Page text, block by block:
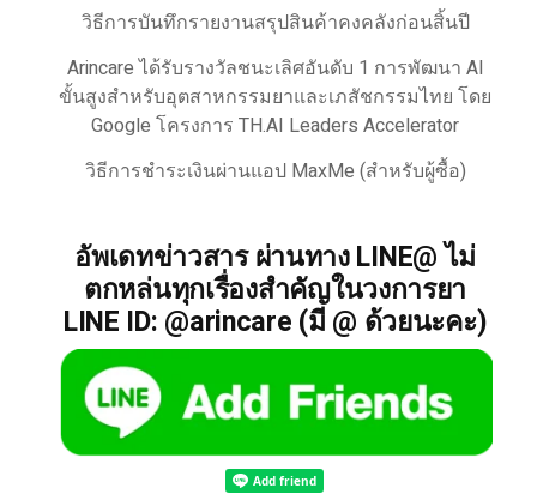
วิธีการบันทึกรายงานสรุปสินค้าคงคลังก่อนสิ้นปี
Arincare ได้รับรางวัลชนะเลิศอันดับ 1 การพัฒนา AI
ขั้นสูงสำหรับอุตสาหกรรมยาและเภสัชกรรมไทย โดย
Google โครงการ TH.AI Leaders Accelerator
วิธีการชำระเงินผ่านแอป MaxMe (สำหรับผู้ซื้อ)
อัพเดทข่าวสาร ผ่านทาง LINE@ ไม่
ตกหล่นทุกเรื่องสำคัญในวงการยา
LINE ID: @arincare (มี @ ด้วยนะคะ)